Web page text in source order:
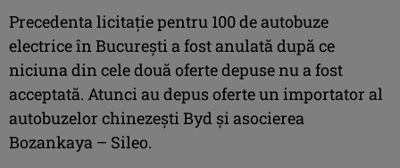
Precedenta licitație pentru 100 de autobuze
electrice în București a fost anulată după ce
niciuna din cele două oferte depuse nu a fost
acceptată. Atunci au depus oferte un importator al
autobuzelor chinezești Byd și asocierea
Bozankaya – Sileo.